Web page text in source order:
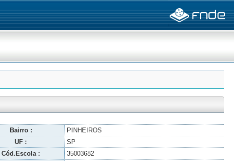
Bairro :
PINHEIROS
UF :
SP
Cód.Escola :
35003682